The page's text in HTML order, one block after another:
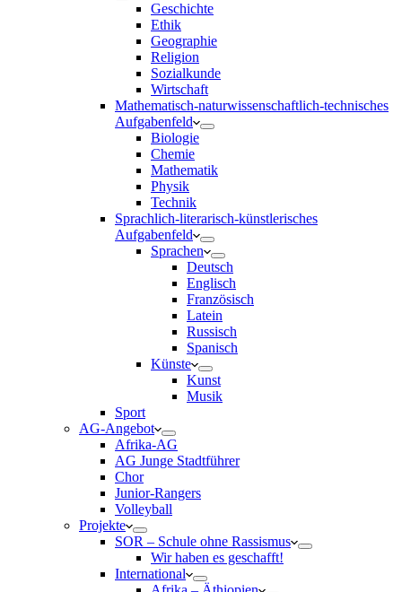
Geschichte
Ethik
Geographie
Religion
Sozialkunde
Wirtschaft
Mathematisch-naturwissenschaftlich-technisches
Aufgabenfeld
Biologie
Chemie
Mathematik
Physik
Technik
Sprachlich-literarisch-künstlerisches
Aufgabenfeld
Sprachen
Deutsch
Englisch
Französisch
Latein
Russisch
Spanisch
Künste
Kunst
Musik
Sport
AG-Angebot
Afrika-AG
AG Junge Stadtführer
Chor
Junior-Rangers
Volleyball
Projekte
SOR – Schule ohne Rassismus
Wir haben es geschafft!
International